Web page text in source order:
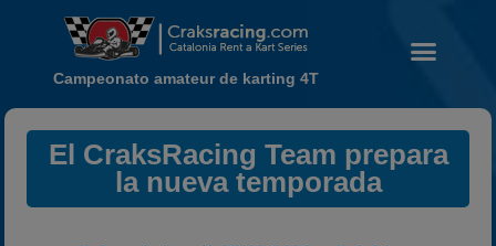
Noticias
Campeonato amateur de karting 4T
El CraksRacing Team prepara
la nueva temporada